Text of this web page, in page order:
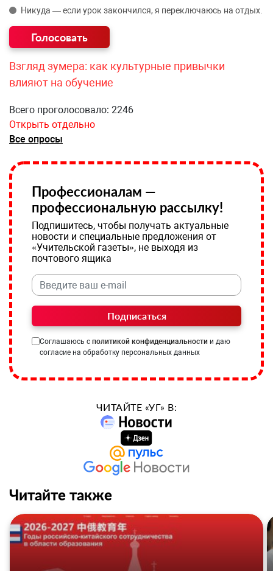
Никуда — если урок закончился, я переключаюсь на отдых.
Взгляд зумера: как культурные привычки
влияют на обучение
Всего проголосовало: 2246
Открыть отдельно
Все опросы
Профессионалам —
профессиональную рассылку!
Подпишитесь, чтобы получать актуальные
новости и специальные предложения от
«Учительской газеты», не выходя из
почтового ящика
Подписаться
Соглашаюсь с политикой конфиденциальности и даю
согласие на обработку персональных данных
ЧИТАЙТЕ «УГ» В:
Читайте также